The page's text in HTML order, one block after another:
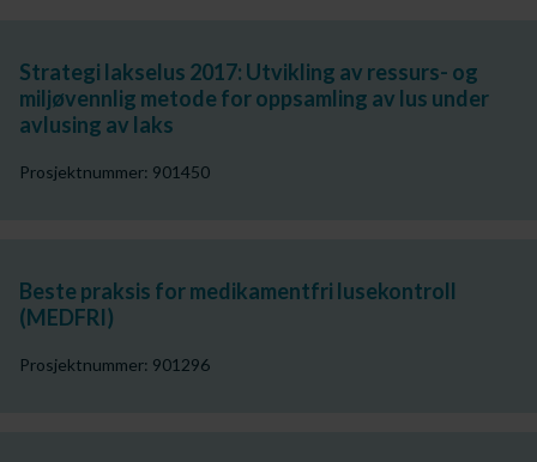
Strategi lakselus 2017: Utvikling av ressurs- og
miljøvennlig metode for oppsamling av lus under
avlusing av laks
Prosjektnummer: 901450
Beste praksis for medikamentfri lusekontroll
(MEDFRI)
Prosjektnummer: 901296